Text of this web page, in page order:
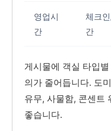
영업시
간
체크
간
게시물에 객실 타입
의가 줄어듭니다. 도
유무, 사물함, 콘센트
좋습니다.